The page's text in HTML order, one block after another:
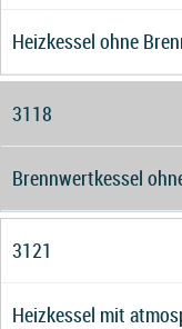
Heizkessel ohne
3118
Brennwertkessel
3121
Heizkessel mit